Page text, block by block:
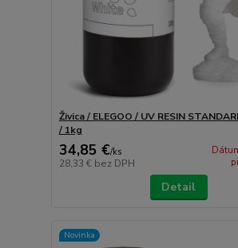
Živica / ELEGOO / UV RESIN
/ 1kg
34,85 €/ks
28,33 € bez DPH
Detail
Novinka